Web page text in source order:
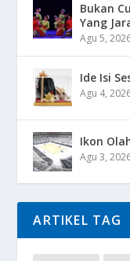
Bukan
Yang
Agu 5,
Ide Isi
Agu 4,
Ikon
Agu 3,
ARTIKEL TAG